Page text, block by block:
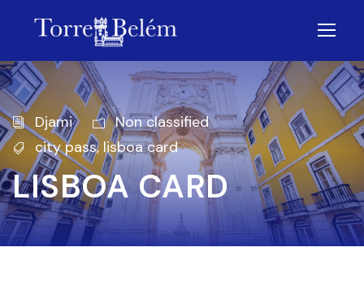
Djami
Non classified
city pass, lisboa card
LISBOA CARD